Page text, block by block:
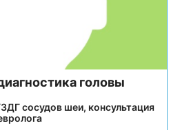
головы
сосудов шеи, консультация